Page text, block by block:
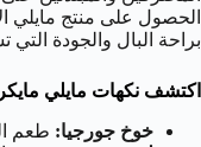
براحة البال والجودة التي
اكتشف نكهات مايلي
خوخ جورجيا: طعم